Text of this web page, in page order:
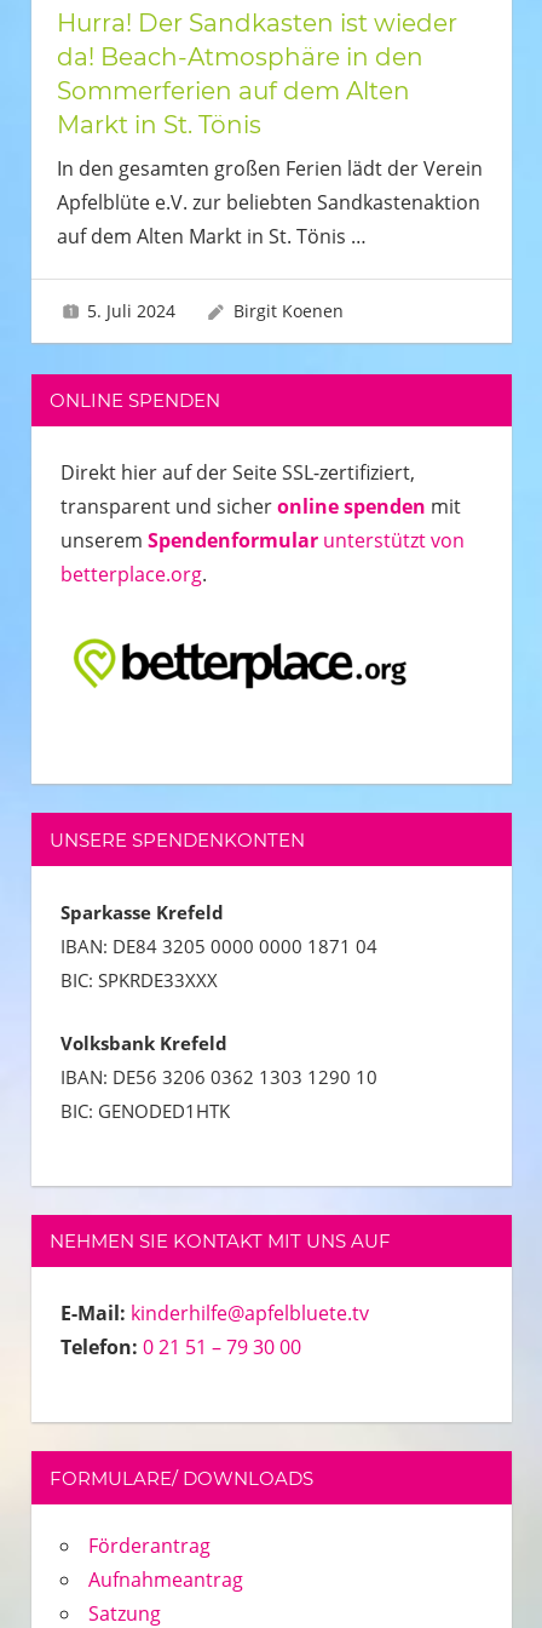
Hurra! Der Sandkasten ist wieder
da! Beach-Atmosphäre in den
Sommerferien auf dem Alten
Markt in St. Tönis
In den gesamten großen Ferien lädt der Verein
Apfelblüte e.V. zur beliebten Sandkastenaktion
auf dem Alten Markt in St. Tönis …
5. Juli 2024 Birgit Koenen
ONLINE SPENDEN
Direkt hier auf der Seite SSL-zertifiziert,
transparent und sicheronline spenden mit
unserem Spendenformularunterstützt von
betterplace.org.
UNSERE SPENDENKONTEN
Sparkasse Krefeld
IBAN: DE84 3205 0000 0000 1871 04
BIC: SPKRDE33XXX
Volksbank Krefeld
IBAN: DE56 3206 0362 1303 1290 10
BIC: GENODED1HTK
NEHMEN SIE KONTAKT MIT UNS AUF
E-Mail: kinderhilfe@apfelbluete.tv
Telefon: 0 21 51 – 79 30 00
FORMULARE/ DOWNLOADS
Förderantrag
Aufnahmeantrag
Satzung